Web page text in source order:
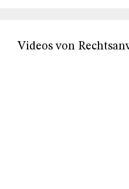
Videos von